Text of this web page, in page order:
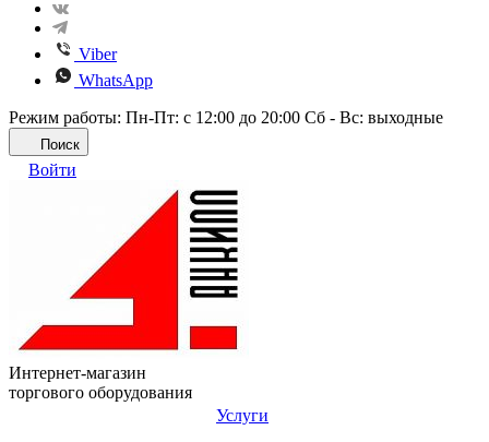
Viber
WhatsApp
Режим работы: Пн-Пт: с 12:00 до 20:00 Сб - Вс: выходные
Поиск
Войти
Интернет-магазин
торгового оборудования
Услуги